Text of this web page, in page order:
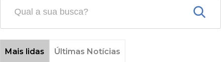
Mais lidas Últimas Notícias